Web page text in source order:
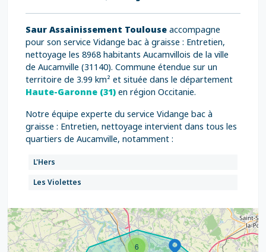
Saur Assainissement Toulouse accompagne
pour son service Vidange bac à graisse : Entretien,
nettoyage les 8968 habitants Aucamvillois de la ville
de Aucamville (31140). Commune étendue sur un
territoire de 3.99 km² et située dans le département
Haute-Garonne (31) en région Occitanie.
Notre équipe experte du service Vidange bac à
graisse : Entretien, nettoyage intervient dans tous les
quartiers de Aucamville, notamment :
L'Hers
Les Violettes
6